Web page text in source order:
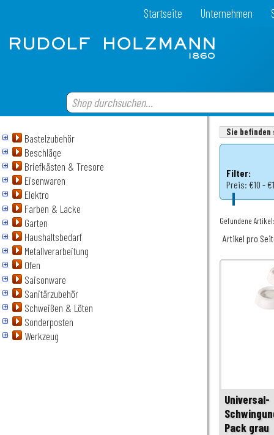
Startseite Unternehmen
Bastelzubehör
Beschläge
Briefkästen & Tresore
Eisenwaren
Elektro
Farben & Lacke
Garten
Haushaltsbedarf
Metallverarbeitung
Ofen
Saisonware
Sanitärzubehör
Schweißen & Löten
Sonderposten
Werkzeug
Sie
Filter:
Preis: €10 -
Gefundene
Artikel pro
Universal-
Pack grau